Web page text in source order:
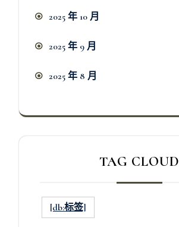
2025 年 10 月
2025 年 9 月
2025 年 8 月
TAG CLOUD
[db:标签]